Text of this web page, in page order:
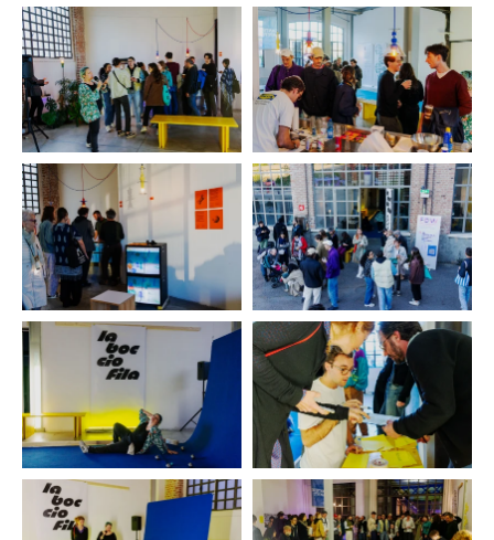
collettivo internazionale per le pratiche di
consapevolezza corporea nel design.
silviasfligiotti.it